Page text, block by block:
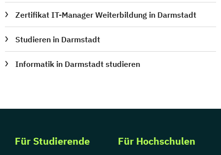
Zertifikat IT-Manager Weiterbildung in Darmstadt
Studieren in Darmstadt
Informatik in Darmstadt studieren
Für Studierende Für Hochschulen